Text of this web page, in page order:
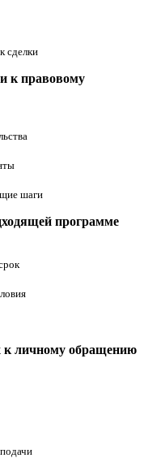
сделки
к правовому
шаги
программе
к личному обращению